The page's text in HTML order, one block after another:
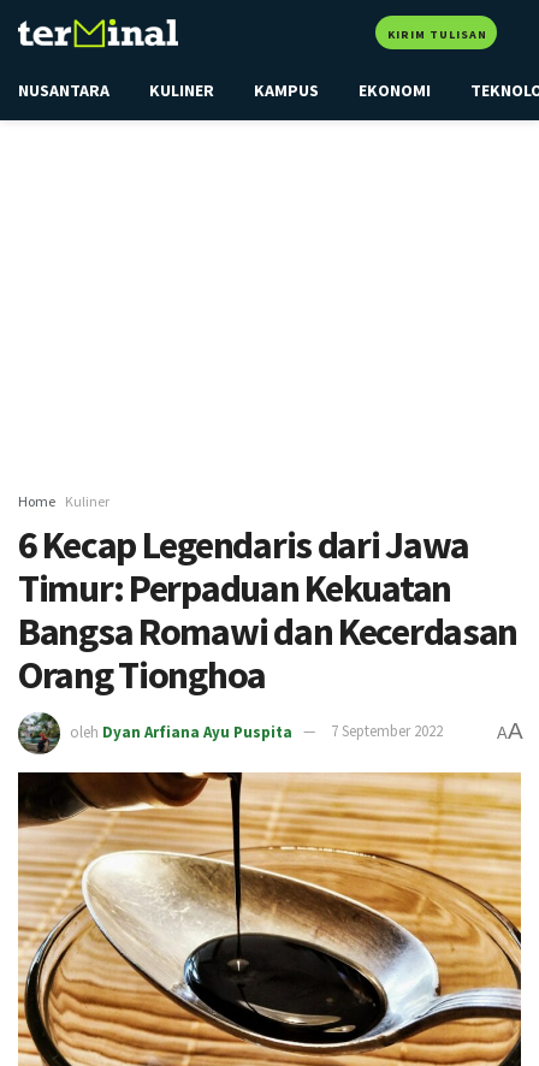
KIRIM TULISAN
NUSANTARA KULINER KAMPUS EKONOMI
Home Kuliner
6 Kecap Legendaris dari Jawa
Timur: Perpaduan Kekuatan
Bangsa Romawi dan Kecerdasan
Orang Tionghoa
oleh Dyan Arfiana Ayu Puspita 7 September 2022 AA